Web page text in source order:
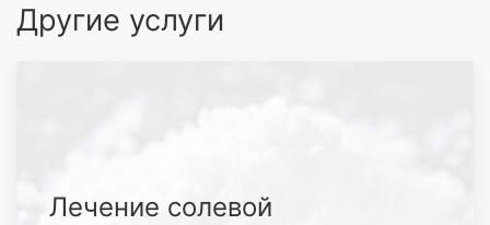
Другие услуги
Лечение солевой